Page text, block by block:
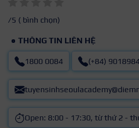
/5 ( bình chọn)
THÔNG TIN LIÊN HỆ
1800 0084 (+84)
Open: 8:00 - 17:30, từ thứ 2 -